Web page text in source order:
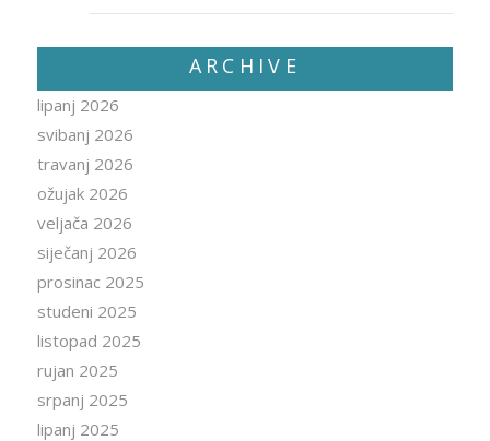
ARCHIVE
lipanj 2026
svibanj 2026
travanj 2026
ožujak 2026
veljača 2026
siječanj 2026
prosinac 2025
studeni 2025
listopad 2025
rujan 2025
srpanj 2025
lipanj 2025